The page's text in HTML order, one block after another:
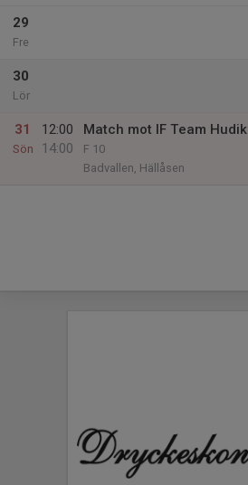
29
Fre
30
Lör
31
Sön
12:00
14:00
Match mot IF Team Hudik
F 10
Badvallen, Hällåsen